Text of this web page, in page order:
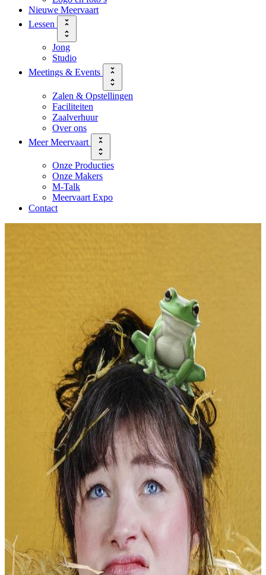
Nieuwe Meervaart
Lessen
Jong
Studio
Meetings & Events
Zalen & Opstellingen
Faciliteiten
Zaalverhuur
Over ons
Meer Meervaart
Onze Producties
Onze Makers
M-Talk
Meervaart Expo
Contact